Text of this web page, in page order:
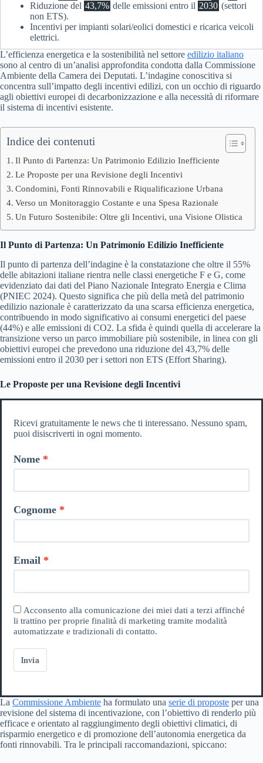
Riduzione del 43,7% delle emissioni entro il 2030 (settori
non ETS).
Incentivi per impianti solari/eolici domestici e ricarica veicoli
elettrici.
L’efficienza energetica e la sostenibilità nel settore edilizio italiano
sono al centro di un’analisi approfondita condotta dalla Commissione
Ambiente della Camera dei Deputati. L’indagine conoscitiva si
concentra sull’impatto degli incentivi edilizi, con un occhio di riguardo
agli obiettivi europei di decarbonizzazione e alla necessità di riformare
il sistema di incentivi esistente.
Indice dei contenuti
Il Punto di Partenza: Un Patrimonio Edilizio Inefficiente
Le Proposte per una Revisione degli Incentivi
Condomini, Fonti Rinnovabili e Riqualificazione Urbana
Verso un Monitoraggio Costante e una Spesa Razionale
Un Futuro Sostenibile: Oltre gli Incentivi, una Visione Olistica
Il Punto di Partenza: Un Patrimonio Edilizio Inefficiente
Il punto di partenza dell’indagine è la constatazione che oltre il 55%
delle abitazioni italiane rientra nelle classi energetiche F e G, come
evidenziato dai dati del Piano Nazionale Integrato Energia e Clima
(PNIEC 2024). Questo significa che più della metà del patrimonio
edilizio nazionale è caratterizzato da una scarsa efficienza energetica,
contribuendo in modo significativo ai consumi energetici del paese
(44%) e alle emissioni di CO2. La sfida è quindi quella di accelerare la
transizione verso un parco immobiliare più sostenibile, in linea con gli
obiettivi europei che prevedono una riduzione del 43,7% delle
emissioni entro il 2030 per i settori non ETS (Effort Sharing).
Le Proposte per una Revisione degli Incentivi
Ricevi gratuitamente le news che ti interessano. Nessuno spam,
puoi disiscriverti in ogni momento.
Nome
Cognome
Email
Acconsento alla comunicazione dei miei dati a terzi affinché
li trattino per proprie finalità di marketing tramite modalità
automatizzate e tradizionali di contatto.
Invia
La Commissione Ambiente ha formulato una serie di proposte per una
revisione del sistema di incentivazione, con l’obiettivo di renderlo più
efficace e orientato al raggiungimento degli obiettivi climatici, di
risparmio energetico e di promozione dell’autonomia energetica da
fonti rinnovabili. Tra le principali raccomandazioni, spiccano: